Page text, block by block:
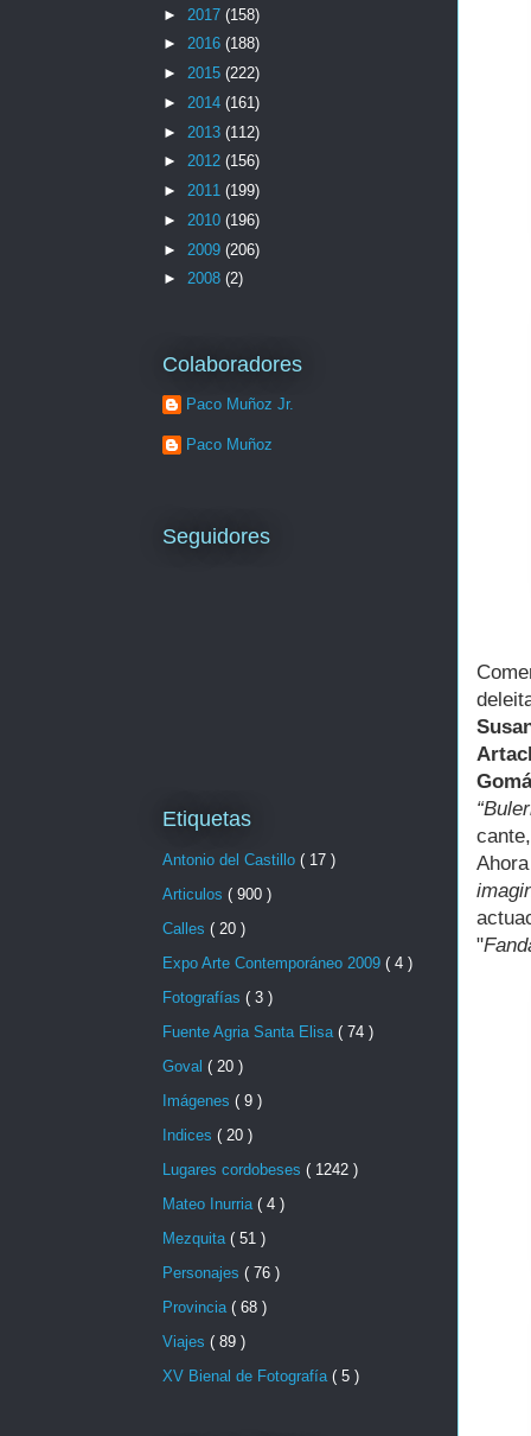
"
► 2017 (158)
► 2016 (188)
► 2015 (222)
► 2014 (161)
► 2013 (112)
► 2012 (156)
► 2011 (199)
► 2010 (196)
► 2009 (206)
► 2008 (2)
Colaboradores
Paco Muñoz Jr.
Paco Muñoz
Seguidores
Etiquetas
Antonio del Castillo ( 17 )
Articulos ( 900 )
Calles ( 20 )
Expo Arte Contemporáneo 2009 ( 4 )
Fotografías ( 3 )
Fuente Agria Santa Elisa ( 74 )
Goval ( 20 )
Imágenes ( 9 )
Indices ( 20 )
Lugares cordobeses ( 1242 )
Mateo Inurria ( 4 )
Mezquita ( 51 )
Personajes ( 76 )
Provincia ( 68 )
Viajes ( 89 )
XV Bienal de Fotografía ( 5 )